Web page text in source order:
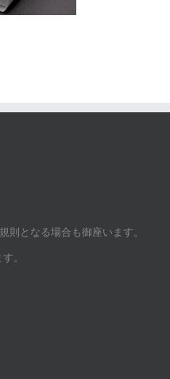
となる場合も御座います。
。